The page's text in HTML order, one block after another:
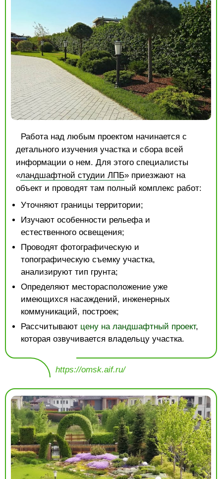
Работа над любым проектом начинается с
детального изучения участка и сбора всей
информации о нем. Для этого специалисты
«ландшафтной студии ЛПБ» приезжают на
объект и проводят там полный комплекс работ:
Уточняют границы территории;
Изучают особенности рельефа и
естественного освещения;
Проводят фотографическую и
топографическую съемку участка,
анализируют тип грунта;
Определяют месторасположение уже
имеющихся насаждений, инженерных
коммуникаций, построек;
Рассчитывают цену на ландшафтный проект,
которая озвучивается владельцу участка.
https://omsk.aif.ru/